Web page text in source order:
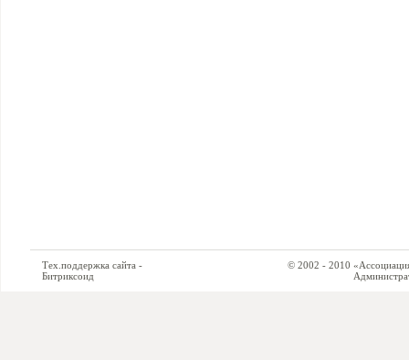
Тех.поддержка сайта -
Битриксоид
© 2002 - 2010 «Ассоциация